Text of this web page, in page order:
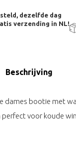
dezelfde dag
verzending in NL!
Beschrijving
dames bootie met
perfect voor koude